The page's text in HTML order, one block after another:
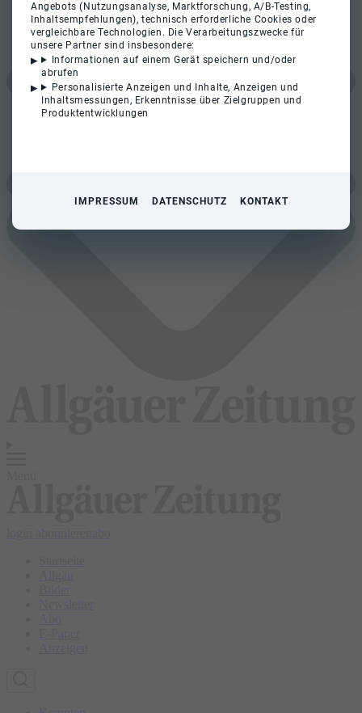
Angebots (Nutzungsanalyse, Marktforschung, A/B-Testing,
Inhaltsempfehlungen), technisch erforderliche Cookies oder
vergleichbare Technologien. Die Verarbeitungszwecke für
unsere Partner sind insbesondere:
Informationen auf einem Gerät speichern und/oder
abrufen
Personalisierte Anzeigen und Inhalte, Anzeigen und
Inhaltsmessungen, Erkenntnisse über Zielgruppen und
Produktentwicklungen
IMPRESSUM DATENSCHUTZ KONTAKT